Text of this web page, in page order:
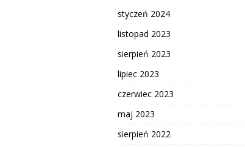
styczeń 2024
listopad 2023
sierpień 2023
lipiec 2023
czerwiec 2023
maj 2023
sierpień 2022